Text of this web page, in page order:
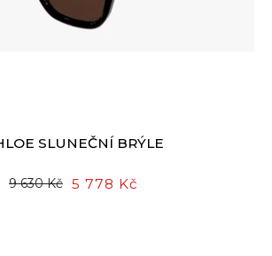
SLUNEČNÍ BRÝLE
9 630 Kč 5 778 Kč